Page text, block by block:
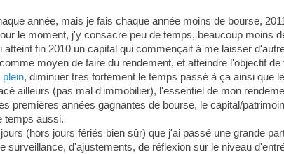
année, mais je fais chaque année moins de bourse,
le moment, j'y consacre peu de temps, beaucoup
fin 2010 un capital qui commençait à me laisser
moyen de faire du rendement, et atteindre l'objectif
plein, diminuer très fortement le temps passé à ça ainsi que
ailleurs (pas mal d'immobilier), l'essentiel de mon
premières années gagnantes de bourse, le capital/
temps aussi.
(hors jours fériés bien sûr) que j'ai passé une grande
surveillance, d'ajustements, de réflexion sur le niveau